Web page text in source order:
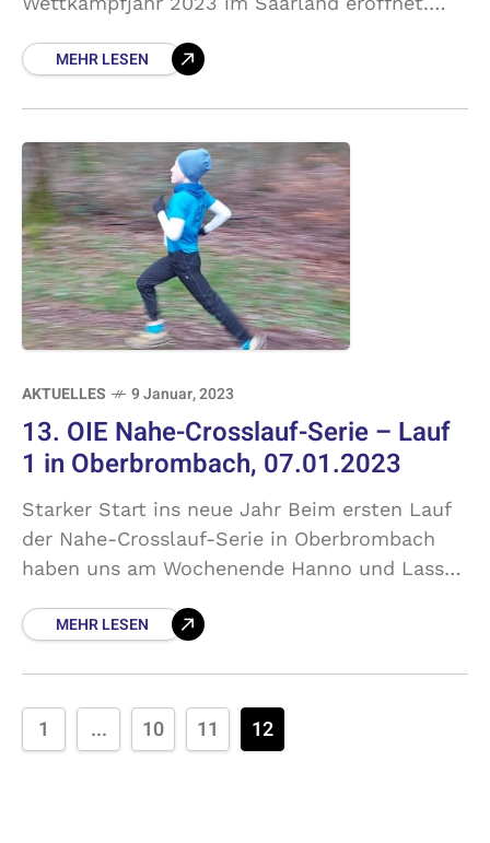
Strecke gingen ist
MEHR LESEN
AKTUELLES 9 Januar, 2023
13. OIE Nahe-Crosslauf-Serie – Lauf
1 in Oberbrombach, 07.01.2023
Starker Start ins neue Jahr Beim ersten Lauf
der Nahe-Crosslauf-Serie in Oberbrombach
haben uns am Wochenende Hanno und Lasse
880 m war Lasse
MEHR LESEN
1 ... 10 11 12